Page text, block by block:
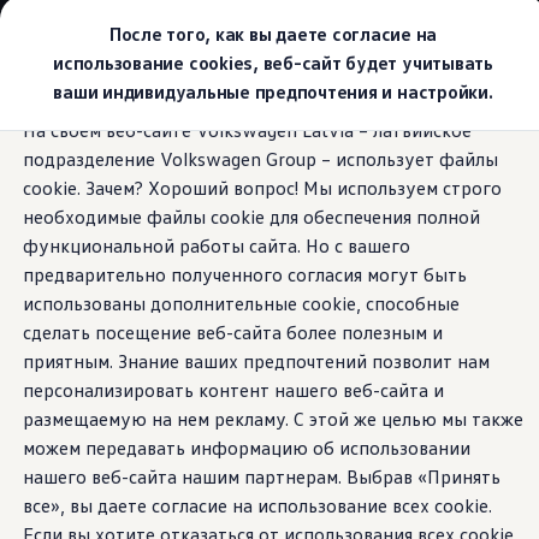
После того, как вы даете согласие на
использование cookies, веб-сайт будет учитывать
ваши индивидуальные предпочтения и настройки.
На своем веб-сайте Volkswagen Latvia – латвийское
подразделение Volkswagen Group – использует файлы
cookie. Зачем? Хороший вопрос! Мы используем строго
необходимые файлы cookie для обеспечения полной
функциональной работы сайта. Но с вашего
предварительно полученного согласия могут быть
использованы дополнительные cookie, способные
сделать посещение веб-сайта более полезным и
приятным. Знание ваших предпочтений позволит нам
персонализировать контент нашего веб-сайта и
размещаемую на нем рекламу. С этой же целью мы также
можем передавать информацию об использовании
нашего веб-сайта нашим партнерам. Выбрав «Принять
все», вы даете согласие на использование всех cookie.
Если вы хотите отказаться от использования всех cookie,
основному
содержанию
нижнему
колонтитулу
Выбери свой Volkswagen
Модельный ряд
Новый ID.Cross
Открой для себя семейство внедорожников
Предложения и услуги
Юбилейное предложение
Автомобильный онлайн-магазин Volkswagen
Обмен автомобилей
Лизинг Volkswagen
Гарантия
Бесплатная регистрация для вашего нового
Взаимодействие в сети простыми словами
VW Connect
Активация
Все службы
VW Connect для Вашего ID.
Обновления (Upgrades)
Car-Net
App-Connect
Fleet Interface Data
O Volkswagen
Получи больше
Владельцы и услуги
Переключение режима езды
Новые впечатления
от ездыпри помощи
всего одного нажатия
кнопки